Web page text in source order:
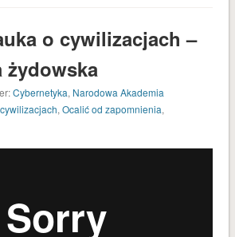
o cywilizacjach –
żydowska
Cybernetyka, Narodowa Akademia
, Ocalić od zapomnienia,